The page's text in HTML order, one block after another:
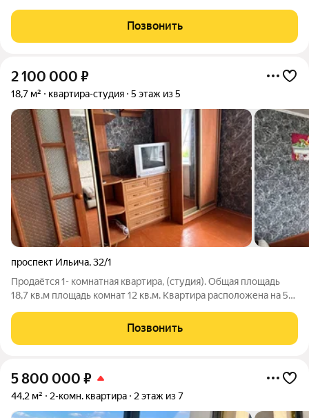
Центральное отопление. Горячая вода из центрального
водоснабжения. Совмещенный
Позвонить
2 100 000 ₽
18,7 м² квартира-студия 5 этаж из 5
проспект Ильича,32/1
Продаётся 1- комнатная квартира, (студия). Общая площадь
18,7 кв.м площадь комнат 12 кв.м. Квартира расположена на 5
полностью мебелизирована и оснащена бытовой техникой,
которая останется
Позвонить
5 800 000 ₽
44,2 м² 2-комн. квартира 2 этаж из 7